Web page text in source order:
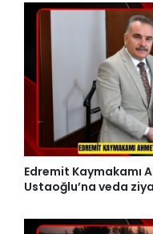
Edremit Kaymakamı
Ustaoğlu’na veda